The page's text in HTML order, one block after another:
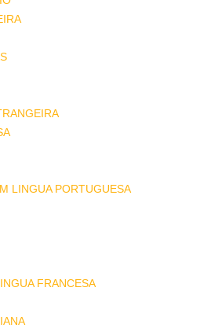
LINGUA PORTUGUESA
FRANCESA